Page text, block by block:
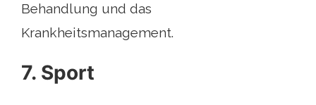
Behandlung und das
Krankheitsmanagement.
7. Sport